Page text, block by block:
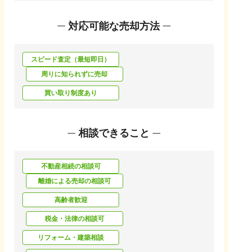
対応可能な売却方法
スピード査定（最短即日）
周りに知られずに売却
買い取り制度あり
相談できること
不動産相続の相談可
離婚による売却の相談可
高齢者歓迎
税金・法律の相談可
リフォーム・建築相談